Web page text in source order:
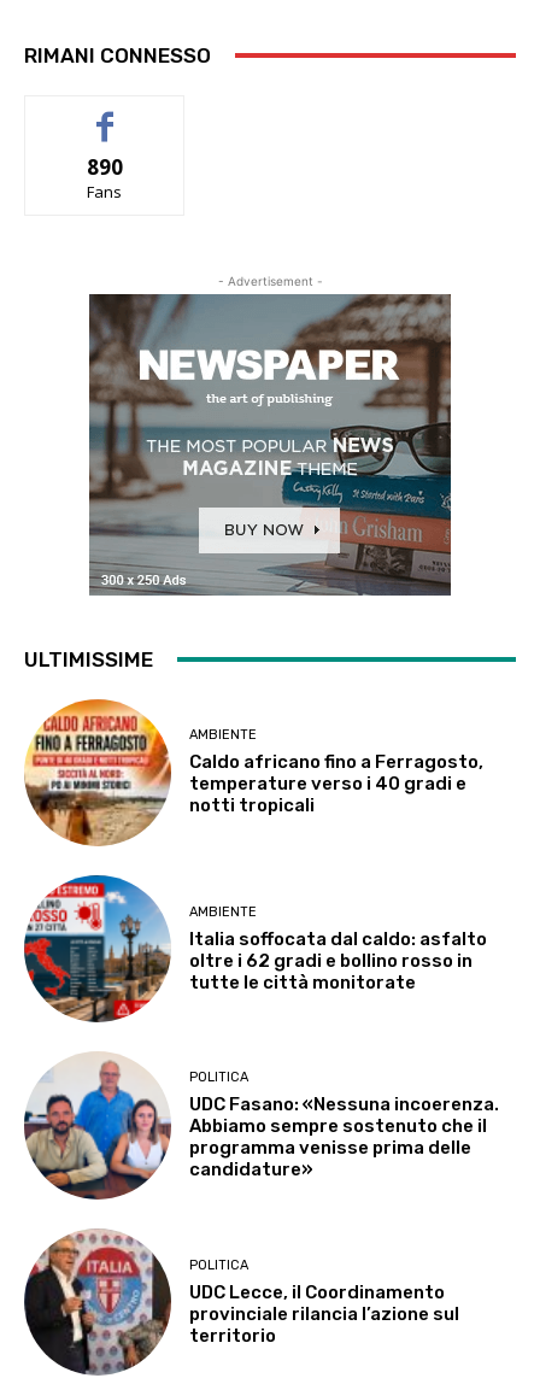
RIMANI CONNESSO
890
Fans
- Advertisement -
ULTIMISSIME
AMBIENTE
Caldo africano fino a Ferragosto,
temperature verso i 40 gradi e
notti tropicali
AMBIENTE
Italia soffocata dal caldo: asfalto
oltre i 62 gradi e bollino rosso in
tutte le città monitorate
POLITICA
UDC Fasano: «Nessuna incoerenza.
Abbiamo sempre sostenuto che il
programma venisse prima delle
candidature»
POLITICA
UDC Lecce, il Coordinamento
provinciale rilancia l’azione sul
territorio